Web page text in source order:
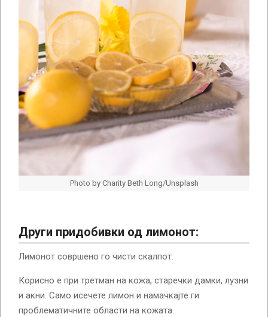
Photo by Charity Beth Long/Unsplash
Други придобивки од лимонот:
Лимонот совршено го чисти скалпот.
Корисно е при третман на кожа, старечки дамки, лузни
и акни. Само исечете лимон и намачкајте ги
проблематичните области на кожата.